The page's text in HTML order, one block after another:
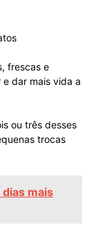
frescas e
dar mais vida a
ou três desses
trocas
mais